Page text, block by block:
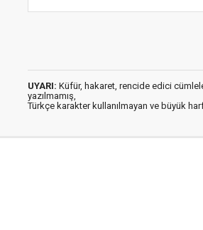
UYARI: Küfür, hakaret, rencide edici
yazılmamış,
Türkçe karakter kullanılmayan ve büyük